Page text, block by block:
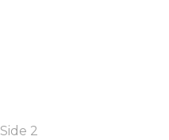
Side 2